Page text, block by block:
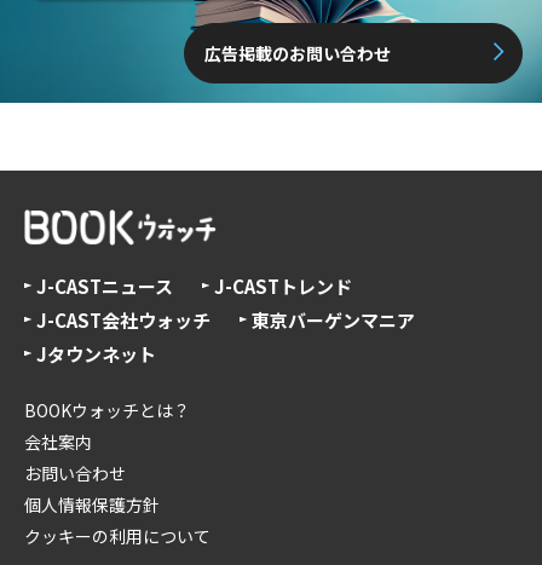
広告掲載のお問い合わせ
J-CASTニュース
J-CASTトレンド
J-CAST会社ウォッチ
東京バーゲンマニア
Jタウンネット
BOOKウォッチとは？
会社案内
お問い合わせ
個人情報保護方針
クッキーの利用について